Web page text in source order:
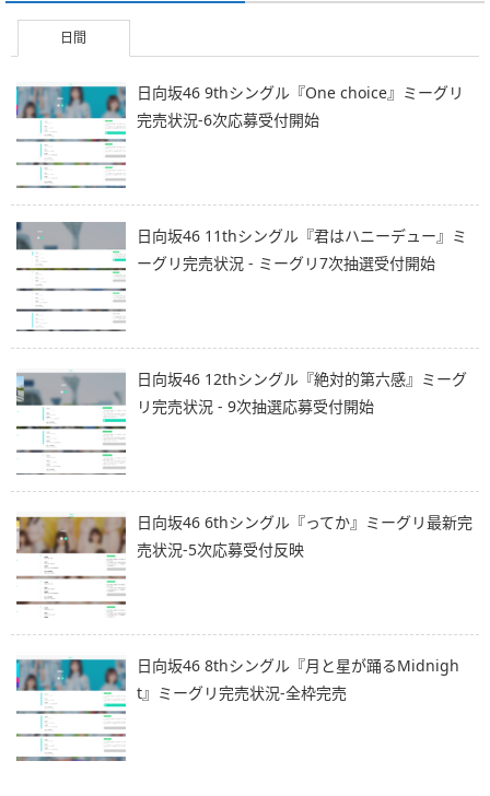
日間
日向坂46 9thシングル『One choice』ミーグリ
完売状況-6次応募受付開始
日向坂46 11thシングル『君はハニーデュー』ミ
ーグリ完売状況 - ミーグリ7次抽選受付開始
日向坂46 12thシングル『絶対的第六感』ミーグ
リ完売状況 - 9次抽選応募受付開始
日向坂46 6thシングル『ってか』ミーグリ最新完
売状況-5次応募受付反映
日向坂46 8thシングル『月と星が踊るMidnigh
t』ミーグリ完売状況-全枠完売